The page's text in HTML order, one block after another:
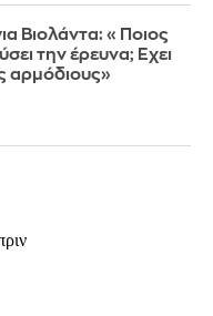
Βιολάντα: «Ποιος
την έρευνα; Εχει
αρμόδιους»